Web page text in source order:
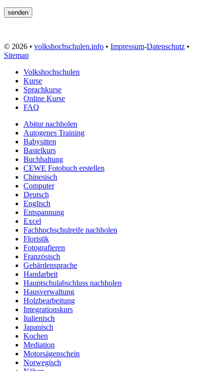
© 2026 • volkshochschulen.info • Impressum-Datenschutz •
Sitemap
Volkshochschulen
Kurse
Sprachkurse
Online Kurse
FAQ
Abitur nachholen
Autogenes Training
Babysitten
Bastelkurs
Buchhaltung
CEWE Fotobuch erstellen
Chinesisch
Computer
Deutsch
Englisch
Entspannung
Excel
Fachhochschulreife nachholen
Floristik
Fotografieren
Französisch
Gebärdensprache
Handarbeit
Hauptschulabschluss nachholen
Hausverwaltung
Holzbearbeitung
Integrationskurs
Italienisch
Japanisch
Kochen
Mediation
Motorsägenschein
Norwegisch